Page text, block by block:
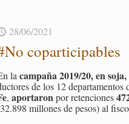
28/06/2021
co­par­ti­ci­pa­bles
lacam­pa­ña 2019/20, en
de los 12 de­par­ta­men­tos
, apor­ta­ronpor re­ten­cio­nes
mi­llo­nes de pesos) al